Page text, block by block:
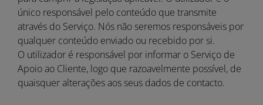
único responsável pelo conteúdo que transmite
através do Serviço. Nós não seremos responsáveis por
qualquer conteúdo enviado ou recebido por si.
O utilizador é responsável por informar o Serviço de
Apoio ao Cliente, logo que razoavelmente possível, de
quaisquer alterações aos seus dados de contacto.